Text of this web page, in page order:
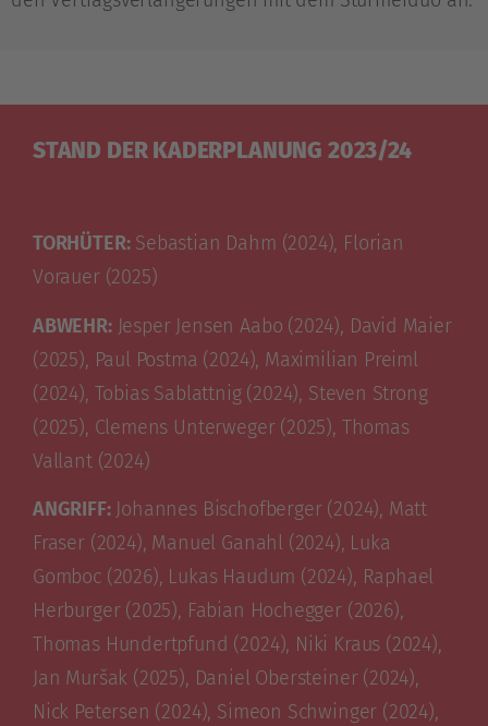
STAND DER KADERPLANUNG 2023/24
TORHÜTER:Sebastian Dahm (2024), Florian
Vorauer (2025)
ABWEHR:Jesper Jensen Aabo (2024), David Maier
(2025), Paul Postma (2024), Maximilian Preiml
(2024), Tobias Sablattnig (2024), Steven Strong
(2025), Clemens Unterweger (2025), Thomas
Vallant (2024)
ANGRIFF:Johannes Bischofberger (2024), Matt
Fraser (2024), Manuel Ganahl (2024), Luka
Gomboc (2026), Lukas Haudum (2024), Raphael
Herburger (2025), Fabian Hochegger (2026),
Thomas Hundertpfund (2024), Niki Kraus (2024),
Jan Muršak (2025), Daniel Obersteiner (2024),
Nick Petersen (2024), Simeon Schwinger (2024),